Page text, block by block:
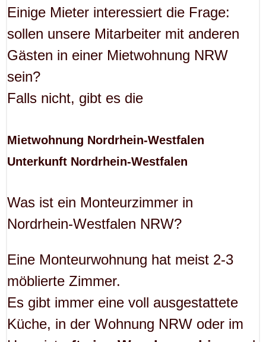
Einige Mieter interessiert die Frage:
sollen unsere Mitarbeiter mit anderen
Gästen in einer Mietwohnung NRW
sein?
Falls nicht, gibt es die
Mietwohnung Nordrhein-Westfalen
Unterkunft Nordrhein-Westfalen
Was ist ein Monteurzimmer in
Nordrhein-Westfalen NRW?
Eine Monteurwohnung hat meist 2-3
möblierte Zimmer.
Es gibt immer eine voll ausgestattete
Küche, in der Wohnung NRW oder im